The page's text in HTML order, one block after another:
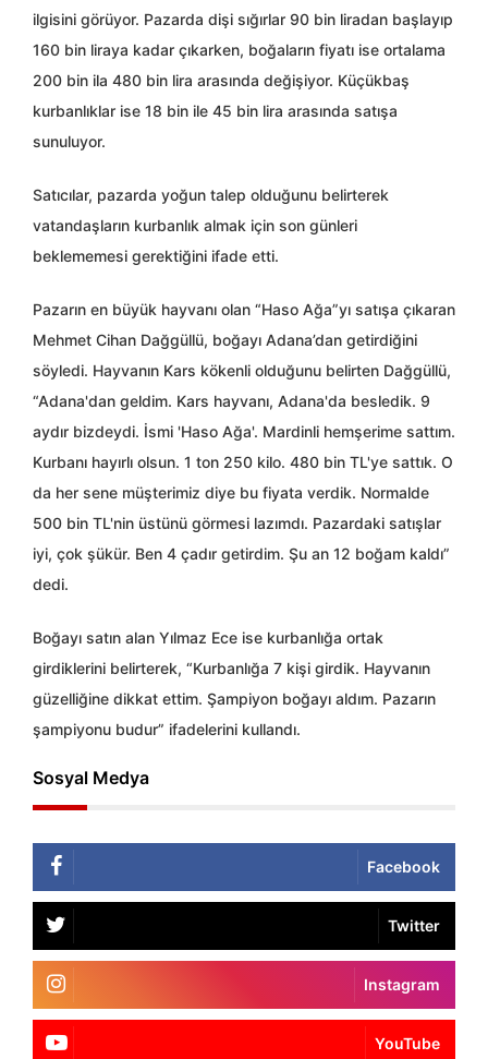
ilgisini görüyor. Pazarda dişi sığırlar 90 bin liradan başlayıp
160 bin liraya kadar çıkarken, boğaların fiyatı ise ortalama
200 bin ila 480 bin lira arasında değişiyor. Küçükbaş
kurbanlıklar ise 18 bin ile 45 bin lira arasında satışa
sunuluyor.
Satıcılar, pazarda yoğun talep olduğunu belirterek
vatandaşların kurbanlık almak için son günleri
beklememesi gerektiğini ifade etti.
Pazarın en büyük hayvanı olan “Haso Ağa”yı satışa çıkaran
Mehmet Cihan Dağgüllü, boğayı Adana’dan getirdiğini
söyledi. Hayvanın Kars kökenli olduğunu belirten Dağgüllü,
“Adana'dan geldim. Kars hayvanı, Adana'da besledik. 9
aydır bizdeydi. İsmi 'Haso Ağa'. Mardinli hemşerime sattım.
Kurbanı hayırlı olsun. 1 ton 250 kilo. 480 bin TL'ye sattık. O
da her sene müşterimiz diye bu fiyata verdik. Normalde
500 bin TL'nin üstünü görmesi lazımdı. Pazardaki satışlar
iyi, çok şükür. Ben 4 çadır getirdim. Şu an 12 boğam kaldı”
dedi.
Boğayı satın alan Yılmaz Ece ise kurbanlığa ortak
girdiklerini belirterek, “Kurbanlığa 7 kişi girdik. Hayvanın
güzelliğine dikkat ettim. Şampiyon boğayı aldım. Pazarın
şampiyonu budur” ifadelerini kullandı.
Sosyal Medya
Facebook
Twitter
Instagram
YouTube